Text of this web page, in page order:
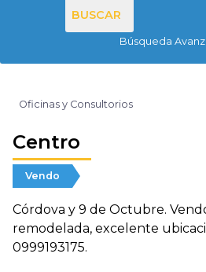
BUSCAR
Búsqueda
Oficinas y Consultorios
Centro
Vendo
Córdova y 9 de Octubre.
remodelada, excelente
0999193175.